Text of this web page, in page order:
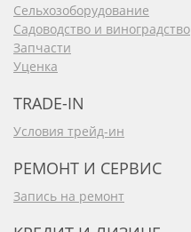
Сельхозоборудование
Садоводство и виноградство
Запчасти
Уценка
TRADE-IN
Условия трейд-ин
РЕМОНТ И СЕРВИС
Запись на ремонт